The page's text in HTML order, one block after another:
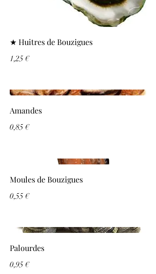
★ Huitres de Bouzigues
1,25 €
Amandes
0,85 €
Moules de Bouzigues
0,55 €
Palourdes
0,95 €